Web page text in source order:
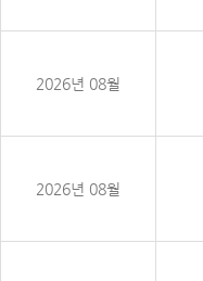
2026년 08월
2026년 08월